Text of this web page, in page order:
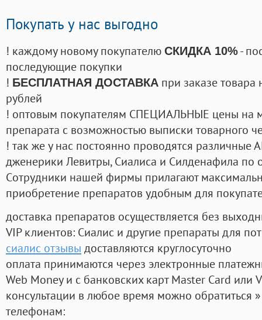
Покупать у нас выгодно
! каждому новому покупателю СКИДКА 10%-
последующие покупки
! БЕСПЛАТНАЯ ДОСТАВКА при заказе
рублей
! оптовым покупателям СПЕЦИАЛЬНЫЕ цены на
препарата с возможностью выписки товарного
! так же у нас постоянно проводятся
дженерики Левитры, Сиалиса и Силденафила по
Cотрудники нашей фирмы прилагают
приобретение препаратов удобным для
доставка препаратов осуществляется без
VIP клиентов: Сиалис и другие препараты для
сиалис отзывы доставляются круглосуточно
оплата принимаются через электронные
Web Money и с банковских карт Master Card или
консультации в любое время можно обратиться
телефонам: